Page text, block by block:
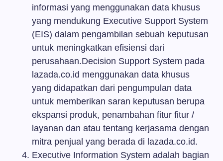
informasi yang menggunakan data khusus
yang mendukung Executive Support System
(EIS) dalam pengambilan sebuah keputusan
untuk meningkatkan efisiensi dari
perusahaan.Decision Support System pada
lazada.co.id menggunakan data khusus
yang didapatkan dari pengumpulan data
untuk memberikan saran keputusan berupa
ekspansi produk, penambahan fitur fitur /
layanan dan atau tentang kerjasama dengan
mitra penjual yang berada di lazada.co.id.
Executive Information System adalah bagian